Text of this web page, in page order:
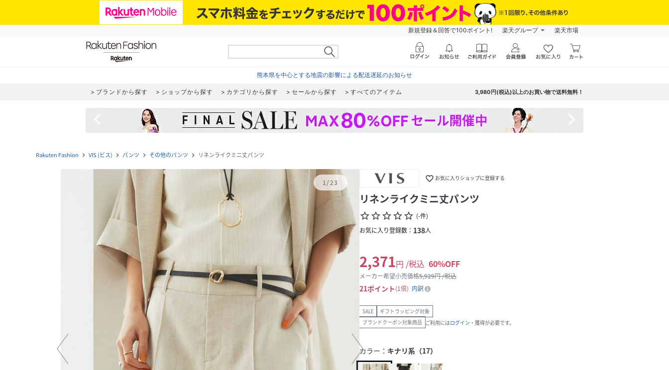
新規登録＆回答で100ポイント! 楽天グループ 楽天市場
熊本県を中心とする地震の影響による配送遅延のお知らせ
ブランドから探す ショップから探す カテゴリから探す セールから探す すべてのアイテム 3,980円(税込)以上のお買い物で送料無料！
Rakuten Fashion navigate_next VIS (ビス) navigate_next パンツ navigate_next その他のパンツ navigate_next リネンライクミニ丈パンツ
1/23 favorite_border お気に入りショップに登録する
リネンライクミニ丈パンツ
star_borderstar_borderstar_borderstar_borderstar_border (-件)
お気に入り登録数： 138人
2,371円 /税込 60%OFF
メーカー希望小売価格5,929円 /税込
21ポイント 1倍 内訳
SALE
ギフトラッピング対象
ブランドクーポン対象商品 ご利用にはログイン ・獲得が必要です。
カラー： キナリ系（17）